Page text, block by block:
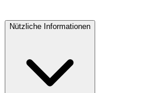
Nützliche Informationen